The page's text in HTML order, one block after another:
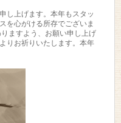
し上げます。本年もスタッ
を心がける所存でございま
ますよう、お願い申し上げ
りお祈りいたします。本年